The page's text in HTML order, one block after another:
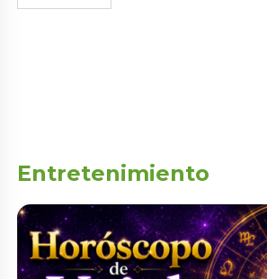
Entretenimiento